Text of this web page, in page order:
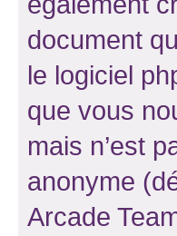
document
le logiciel
que vous
mais n’est
anonyme
Arcade